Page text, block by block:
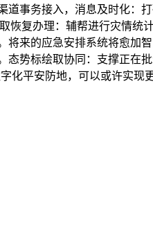
事务接入，消息及时化：
恢复办理：辅帮进行灾情统
来的应急安排系统将愈加
势标绘取协同：支撑正在
化平安防地，可以或许实现